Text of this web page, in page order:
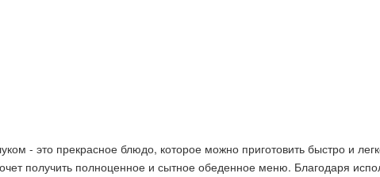
- это прекрасное блюдо, которое можно приготовить быстро и
получить полноценное и сытное обеденное меню. Благодаря